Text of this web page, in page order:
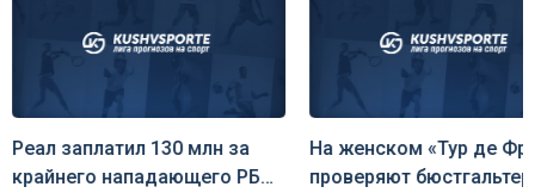
Реал заплатил 130 млн за
крайнего нападающего РБ
На женском «Тур де
проверяют